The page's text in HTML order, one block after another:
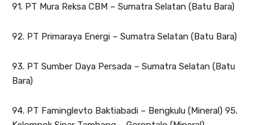
91. PT Mura Reksa CBM – Sumatra Selatan (Batu Bara)
92. PT Primaraya Energi – Sumatra Selatan (Batu Bara)
93. PT Sumber Daya Persada – Sumatra Selatan (Batu
Bara)
94. PT Faminglevto Baktiabadi – Bengkulu (Mineral) 95.